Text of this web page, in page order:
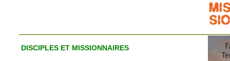
DISCIPLES ET MISSIONNAIRES